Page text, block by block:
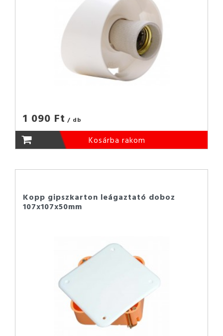
1 090 Ft / db
Kosárba rakom
Kopp gipszkarton leágaztató doboz
107x107x50mm